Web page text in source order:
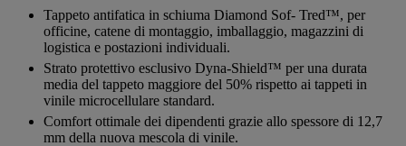
Tappeto antifatica in schiuma Diamond Sof- Tred™, per
officine, catene di montaggio, imballaggio, magazzini di
logistica e postazioni individuali.
Strato protettivo esclusivo Dyna-Shield™ per una durata
media del tappeto maggiore del 50% rispetto ai tappeti in
vinile microcellulare standard.
Comfort ottimale dei dipendenti grazie allo spessore di 12,7
mm della nuova mescola di vinile.